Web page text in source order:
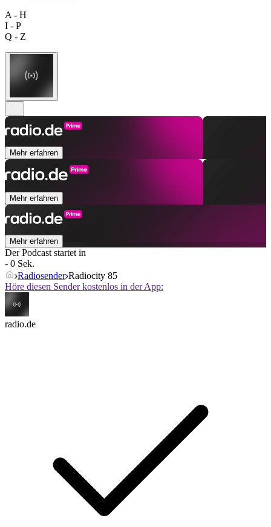
A - H
I - P
Q - Z
Mehr erfahren
Mehr erfahren
Mehr erfahren
Der Podcast startet in
- 0 Sek.
Radiosender Radiocity 85
Höre diesen Sender kostenlos in der App:
radio.de